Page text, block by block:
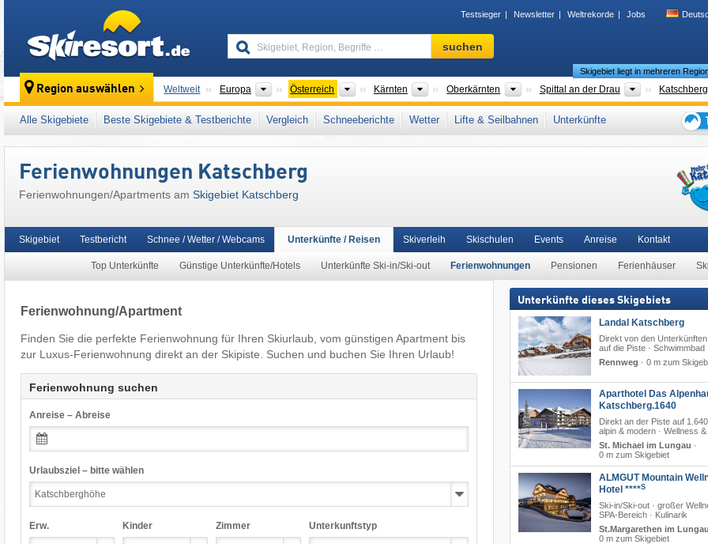
Testsieger Newsletter Weltrekorde Jobs
Skigebiet,
Region,
…
suchen
Region auswählen Weltweit Europa Kontinente
Österreich LänderKärnten Bundesländer
Oberkärnten Großregionen
Spittal an der Drau Bezirke
Skigebiet liegt in mehreren
Dieses Skigebiet liegt auch in: Oberes Murtal , Ankogelgruppe, Lungau Tamsweg , Gurktaler Alpen Hohe Tauern
Südösterreich Zentrale Ostalpen Westösterreich ,
Mitteleuropa, Europäische Union
Alle Skigebiete Beste Skigebiete & Testberichte Vergleich Schneeberichte Wetter Lifte & Seilbahnen
Unterkünfte
den
Ferienwohnungen Katschberg
Ferienwohnungen/Apartments am Skigebiet Katschberg
Skigebiet Testbericht Schnee / Wetter / Webcams Unterkünfte / Reisen
Top Unterkünfte Günstige Unterkünfte/Hotels Unterkünfte Ski-in/Ski-out Ferienwohnungen Pensionen Ferienhäuser
Skiverleih Skischulen Events Anreise Kontakt
Ferienwohnung/Apartment
Finden Sie die perfekte Ferienwohnung für Ihren Skiurlaub, vom günstigen Apartment bis
zur Luxus-Ferienwohnung direkt an der Skipiste. Suchen und buchen Sie Ihren Urlaub!
Ferienwohnung suchen
Anreise – Abreise
Urlaubsziel – bitte wählen
Erw. Kinder Zimmer Unterkunftstyp
Unterkünfte dieses Skigebiets
Landal Katschberg
Direkt von den
auf die Piste · Schwimmbad
Rennweg · 0 m zum
Aparthotel Das
Katschberg.1640
Direkt an der Piste auf
alpin & modern · Wellness &
St. Michael im Lungau ·
0 m zum Skigebiet
ALMGUT Mountain
Hotel ****S
Ski-in/Ski-out · großer
SPA-Bereich · Kulinarik
St.Margarethen im Lungau
0 m zum Skigebiet